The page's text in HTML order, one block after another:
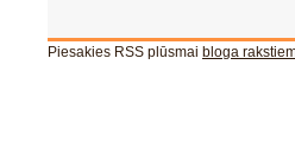
Piesakies RSS plūsmai bloga